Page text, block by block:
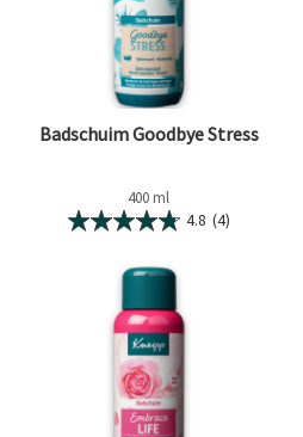
Badschuim Goodbye Stress
400 ml
4.8 (4)